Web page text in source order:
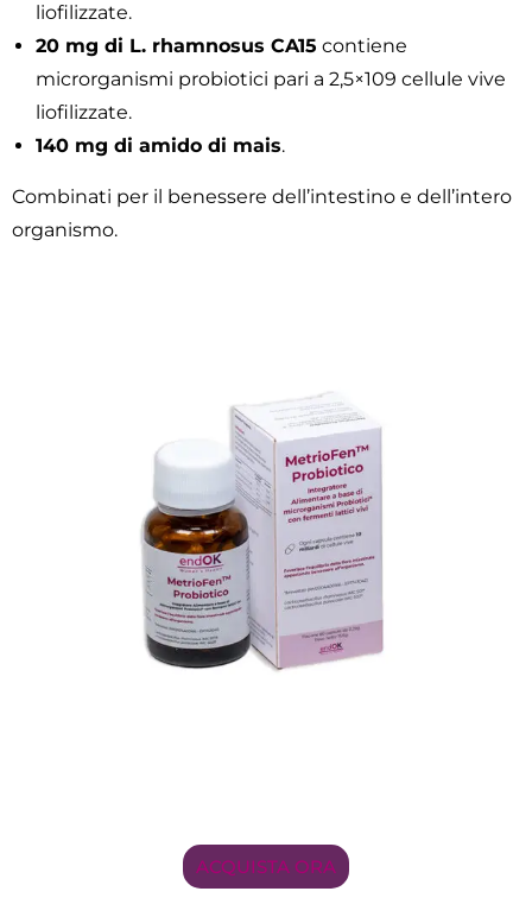
liofilizzate.
20 mg di L. rhamnosus CA15 contiene
microrganismi probiotici pari a 2,5×109 cellule vive
liofilizzate.
140 mg di amido di mais.
Combinati per il benessere dell’intestino e dell’intero
organismo.
ACQUISTA ORA